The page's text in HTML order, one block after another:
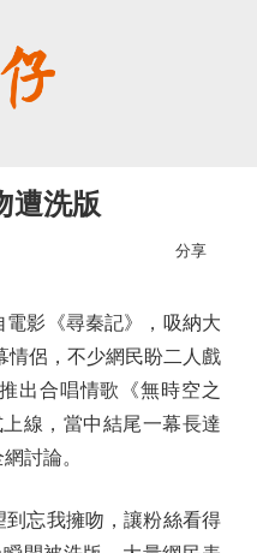
遭洗版
分享
影《尋秦記》，吸納大
情侶，不少網民盼二人戲
出合唱情歌《無時空之
線，當中結尾一幕長達
討論。
忘我擁吻，讓粉絲看得